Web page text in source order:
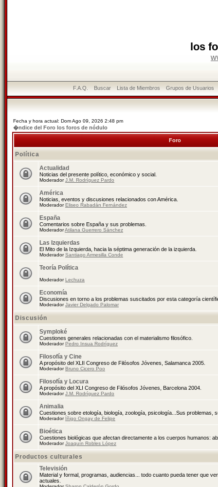
los
F.A.Q. Buscar Lista de Miembros Grupos de Usuarios
Fecha y hora actual: Dom Ago 09, 2026 2:48 pm
�ndice del Foro los foros de nódulo
Foro
Política
Actualidad
Noticias del presente político, económico y social.
ModeradorJ.M. Rodríguez Pardo
América
Noticias, eventos y discusiones relacionados con América.
ModeradorEliseo Rabadán Fernández
España
Comentarios sobre España y sus problemas.
ModeradorAtilana Guerrero Sánchez
Las Izquierdas
El Mito de la Izquierda, hacia la séptima generación de la izquierda.
ModeradorSantiago Armesilla Conde
Teoría Política
ModeradorLechuza
Economía
Discusiones en torno a los problemas suscitados por esta categoría
ModeradorJavier Delgado Palomar
Discusión
Symploké
Cuestiones generales relacionadas con el materialismo filosófico.
ModeradorPedro Insua Rodríguez
Filosofía y Cine
A propósito del XLII Congreso de Filósofos Jóvenes, Salamanca 2005.
ModeradorBruno Cicero Poo
Filosofía y Locura
A propósito del XLI Congreso de Filósofos Jóvenes, Barcelona 2004.
ModeradorJ.M. Rodríguez Pardo
Animalia
Cuestiones sobre etología, biología, zoología, psicología...Sus problemas,
Moderador Íñigo Ongay de Felipe
Bioética
Cuestiones biológicas que afectan directamente a los cuerpos humanos:
ModeradorJoaquín Robles López
Productos culturales
Televisión
Material y formal, programas, audiencias... todo cuanto pueda tener que
actuales.